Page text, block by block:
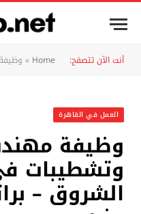
أنت الآن تتصفح: Home
» وظيفة
العمل في القاهرة
وظيفة
وتشطيبات